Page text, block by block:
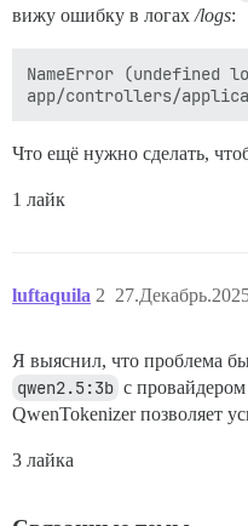
вижу ошибку в логах /logs:
NameError
Что ещё нужно сделать,
1 лайк
luftaquila 2
Я выяснил, что проблема
qwen2.5:3b с
QwenTokenizer позволяет
3 лайка